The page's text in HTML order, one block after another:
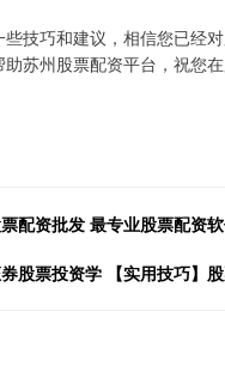
技巧和建议，相信您已经
苏州股票配资平台，祝您
配资批发 最专业股票配资
股票投资学 【实用技巧】